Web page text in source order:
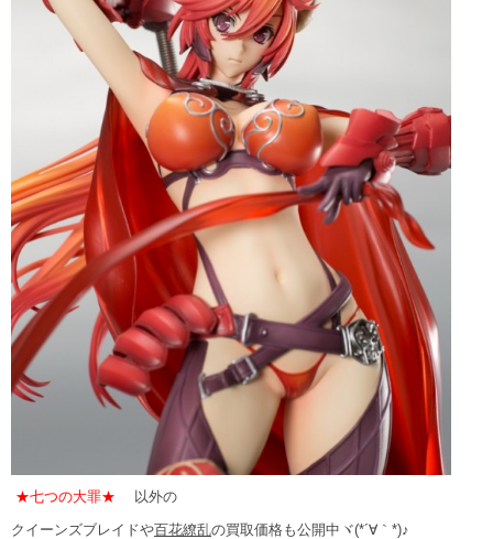
★七つの大罪★
以外の
クイーンズブレイドや百花繚乱の買取価格も公開中ヾ(*´∀｀*)♪